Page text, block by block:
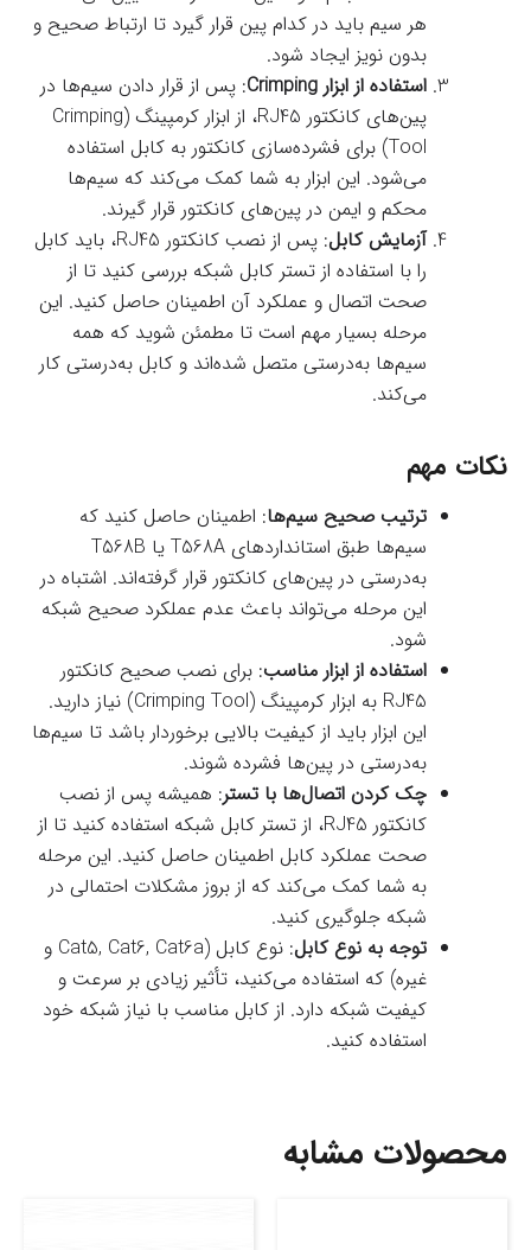
هر سیم باید در کدام پین قرار گیرد تا ارتباط صحیح و
بدون نویز ایجاد شود.
استفاده از ابزار Crimping
: پس از قرار دادن سیم‌ها در
پین‌های کانکتور RJ45، از ابزار کرمپینگ (Crimping
Tool) برای فشرده‌سازی کانکتور به کابل استفاده
می‌شود. این ابزار به شما کمک می‌کند که سیم‌ها
محکم و ایمن در پین‌های کانکتور قرار گیرند.
آزمایش کابل
: پس از نصب کانکتور RJ45، باید کابل
را با استفاده از تستر کابل شبکه بررسی کنید تا از
صحت اتصال و عملکرد آن اطمینان حاصل کنید. این
مرحله بسیار مهم است تا مطمئن شوید که همه
سیم‌ها به‌درستی متصل شده‌اند و کابل به‌درستی کار
می‌کند.
نکات مهم
ترتیب صحیح سیم‌ها: اطمینان حاصل کنید که
سیم‌ها طبق استانداردهای T568A یا T568B
به‌درستی در پین‌های کانکتور قرار گرفته‌اند. اشتباه در
این مرحله می‌تواند باعث عدم عملکرد صحیح شبکه
شود.
استفاده از ابزار مناسب: برای نصب صحیح کانکتور
RJ45 به ابزار کرمپینگ (Crimping Tool) نیاز دارید.
این ابزار باید از کیفیت بالایی برخوردار باشد تا سیم‌ها
به‌درستی در پین‌ها فشرده شوند.
چک کردن اتصال‌ها با تستر: همیشه پس از نصب
کانکتور RJ45، از تستر کابل شبکه استفاده کنید تا از
صحت عملکرد کابل اطمینان حاصل کنید. این مرحله
به شما کمک می‌کند که از بروز مشکلات احتمالی در
شبکه جلوگیری کنید.
توجه به نوع کابل
: نوع کابل (Cat5, Cat6, Cat6a و
غیره) که استفاده می‌کنید، تأثیر زیادی بر سرعت و
کیفیت شبکه دارد. از کابل مناسب با نیاز شبکه خود
استفاده کنید.
محصولات مشابه